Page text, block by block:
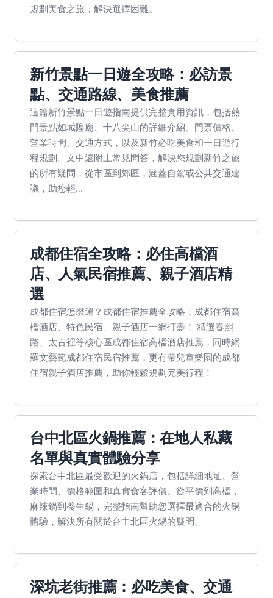
規劃美食之旅，解決選擇困難。
新竹景點一日遊全攻略：必訪景
點、交通路線、美食推薦
這篇新竹景點一日遊指南提供完整實用資訊，包括熱
門景點如城隍廟、十八尖山的詳細介紹、門票價格、
營業時間、交通方式，以及新竹必吃美食和一日遊行
程規劃。文中還附上常見問答，解決您規劃新竹之旅
的所有疑問，從市區到郊區，涵蓋自駕或公共交通建
議，助您輕...
成都住宿全攻略：必住高檔酒
店、人氣民宿推薦、親子酒店精
選
成都住宿怎麼選？成都住宿推薦全攻略：成都住宿高
檔酒店、特色民宿、親子酒店一網打盡！ 精選春熙
路、太古裡等核心區成都住宿高檔酒店推薦，同時網
羅文藝範成都住宿民宿推薦，更有帶兒童樂園的成都
住宿親子酒店推薦，助你輕鬆規劃完美行程！
台中北區火鍋推薦：在地人私藏
名單與真實體驗分享
探索台中北區最受歡迎的火鍋店，包括詳細地址、營
業時間、價格範圍和真實食客評價。從平價到高檔，
麻辣鍋到養生鍋，完整指南幫助您選擇最適合的火锅
體驗，解決所有關於台中北區火鍋的疑問。
深坑老街推薦：必吃美食、交通